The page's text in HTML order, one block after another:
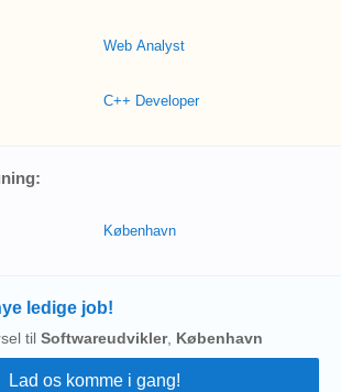
Web Analyst
C++ Developer
København
ledige job!
til Softwareudvikler, København